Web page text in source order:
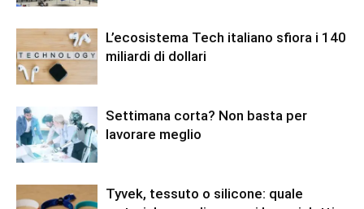
L’ecosistema Tech italiano sfiora i 140
miliardi di dollari
Settimana corta? Non basta per
lavorare meglio
Tyvek, tessuto o silicone: quale